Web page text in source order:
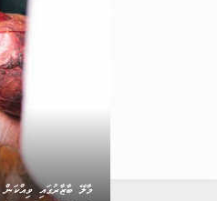
މާލޭ ބާޒާރުގައި